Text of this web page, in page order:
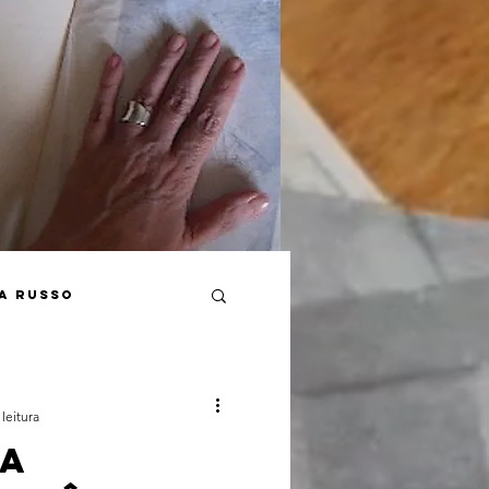
Russo
leitura